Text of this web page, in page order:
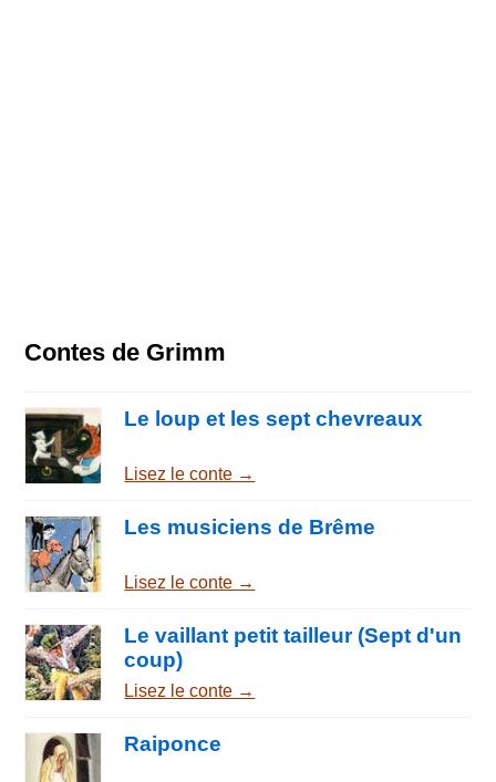
Contes de Grimm
Le loup et les sept chevreaux
Lisez le conte →
Les musiciens de Brême
Lisez le conte →
Le vaillant petit tailleur (Sept d'un
coup)
Lisez le conte →
Raiponce